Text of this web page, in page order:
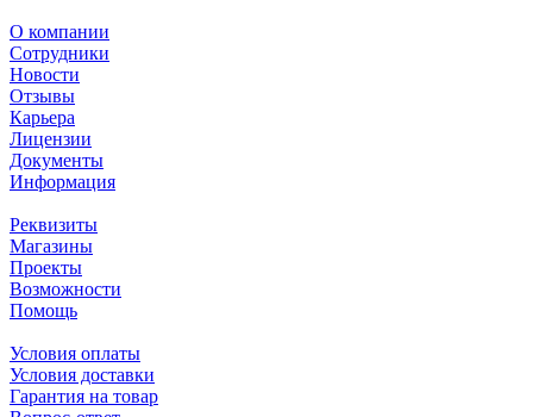
О компании
Сотрудники
Новости
Отзывы
Карьера
Лицензии
Документы
Информация
Реквизиты
Магазины
Проекты
Возможности
Помощь
Условия оплаты
Условия доставки
Гарантия на товар